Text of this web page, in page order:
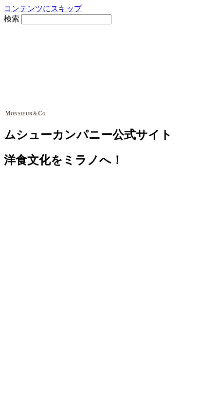
コンテンツにスキップ
検索
MONSIEUR&CO.
ムシューカンパニー公式サイト
洋食文化をミラノへ！